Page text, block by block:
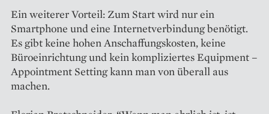
Ein weiterer Vorteil: Zum Start wird nur ein
Smartphone und eine Internetverbindung benötigt.
Es gibt keine hohen Anschaffungskosten, keine
Büroeinrichtung und kein kompliziertes Equipment –
Appointment Setting kann man von überall aus
machen.